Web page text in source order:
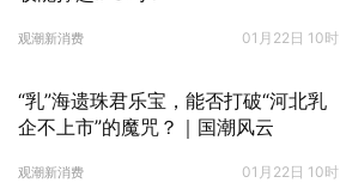
观潮新消费 01月22日 10时
“乳”海遗珠君乐宝，能否打破“河北乳
企不上市”的魔咒？｜国潮风云
观潮新消费 01月22日 10时